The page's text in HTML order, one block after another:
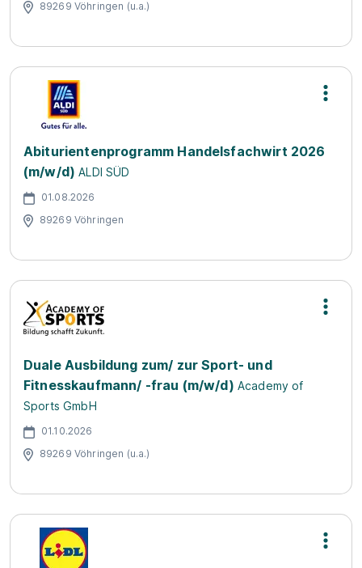
89269 Vöhringen (u.a.)
Abiturientenprogramm Handelsfachwirt 2026
(m/w/d) ALDI SÜD
01.08.2026
89269 Vöhringen
Duale Ausbildung zum/ zur Sport- und
Fitnesskaufmann/ -frau (m/w/d) Academy of
Sports GmbH
01.10.2026
89269 Vöhringen (u.a.)